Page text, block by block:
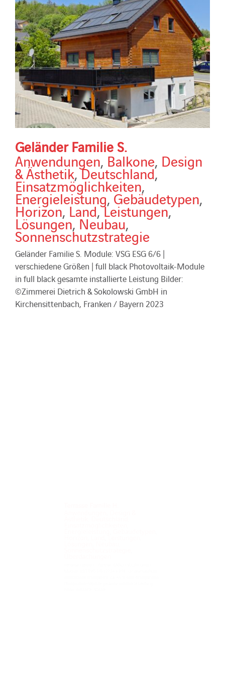
Geländer Familie S.
Anwendungen, Balkone, Design
& Ästhetik,Deutschland,
Einsatzmöglichkeiten,
Energieleistung,Gebäudetypen,
Horizon,Land,Leistungen,
Lösungen,Neubau,
Sonnenschutzstrategie
Geländer Familie S. Module: VSG ESG 6/6 |
verschiedene Größen | full black Photovoltaik-Module
in full black gesamte installierte Leistung Bilder:
©Zimmerei Dietrich & Sokolowski GmbH in
Kirchensittenbach, Franken / Bayern 2023